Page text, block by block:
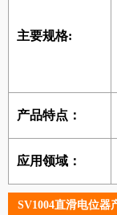
主要规格:
产品特点：
应用领域：
SV1004直滑电位器